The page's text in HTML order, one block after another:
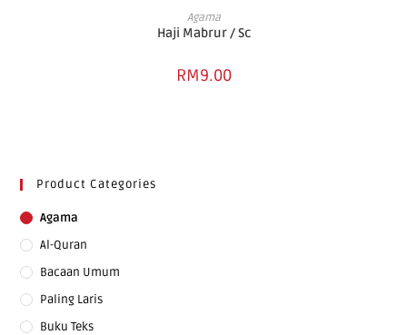
ADD TO CART
Agama
Haji Mabrur / Sc
RM9.00
Product Categories
Agama
Al-Quran
Bacaan Umum
Paling Laris
Buku Teks